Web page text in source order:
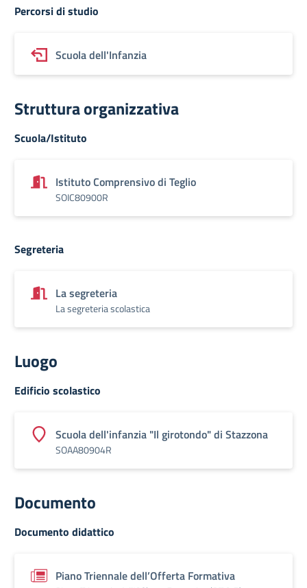
Percorsi di studio
Scuola dell'Infanzia
Struttura organizzativa
Scuola/Istituto
Istituto Comprensivo di Teglio
SOIC80900R
Segreteria
La segreteria
La segreteria scolastica
Luogo
Edificio scolastico
Scuola dell'infanzia "Il girotondo" di Stazzona
SOAA80904R
Documento
Documento didattico
Piano Triennale dell’Offerta Formativa